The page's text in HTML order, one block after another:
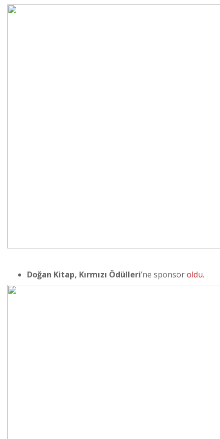
Doğan Kitap, Kırmızı Ödülleri’ne sponsoroldu.